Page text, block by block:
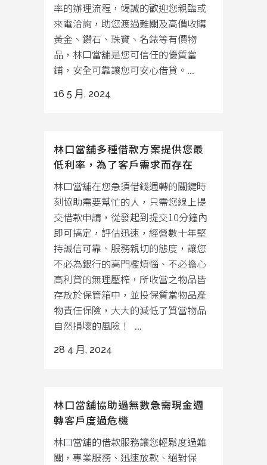
率的辦理流程，竭誠的歡迎您親臨或
來電洽詢，助您渡過難關及高價收購
黃金、鑽石、珠寶、名錶等有價物
品，林口當舖是您可信任的優質當
鋪，安全可靠讓您可安心借貸。...
16 5 月, 2024
林口當舖多種借款方案提供您最
低利率，為了客戶需求而存在
林口當舖在您急須借錢週轉的關鍵時
刻協助需要幫忙的人，只需您線上提
交借款申請，從發起到提交10分鐘內
即可搞定，評估迅速，經營數十年堅
持誠信可靠、服務親切的態度，讓您
不必為銀行的高門檻煩惱、不必擔心
高利貸的無理壓榨，所收當之物品皆
存放於保管箱中，並投保質當物品產
物責任保險，大大的減低了質當物品
自然損壞的風險！ ...
28 4 月, 2024
林口當舖協助過無數急需現金週
轉客戶度過危機
林口當舖的借款服務讓您輕鬆度過難
關，專業服務、迅速放款、絕對保